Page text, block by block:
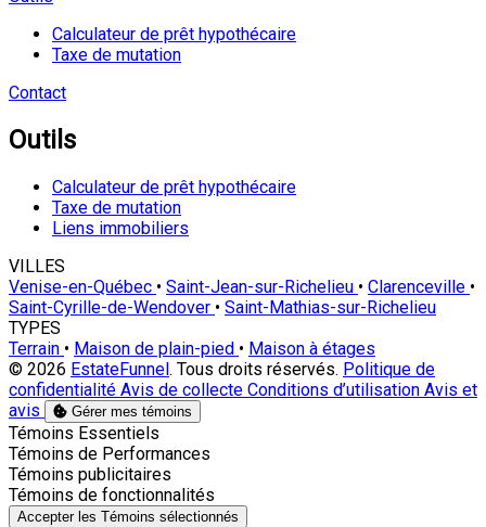
Calculateur de prêt hypothécaire
Taxe de mutation
Contact
Outils
Calculateur de prêt hypothécaire
Taxe de mutation
Liens immobiliers
VILLES
Venise-en-Québec • Saint-Jean-sur-Richelieu • Clarenceville •
Saint-Cyrille-de-Wendover • Saint-Mathias-sur-Richelieu
TYPES
Terrain • Maison de plain-pied • Maison à étages
© 2026 EstateFunnel. Tous droits réservés. Politique de
confidentialité Avis de collecte Conditions d’utilisation Avis et
avis
Gérer mes témoins
Activer
Témoins Essentiels
Activer
Témoins de Performances
Activer
Témoins publicitaires
Activer
Témoins de fonctionnalités
Accepter les Témoins sélectionnés